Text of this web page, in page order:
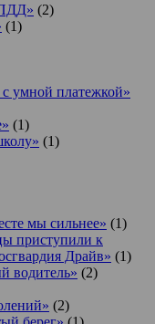
(2)
(1)
умной платежкой»
(1)
(1)
мы сильнее» (1)
приступили к
Драйв» (1)
водитель» (2)
(2)